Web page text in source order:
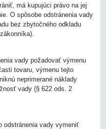
má kupujúci právo na jej
O spôsobe odstránenia vady
bez zbytočného odkladu
vady požadovať výmenu
tovaru, výmenu tejto
neprimerané náklady
vady (§ 622 ods. 2
odstránenia vady vymeniť